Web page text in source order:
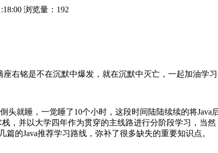
浏览量：192
右铭是不在沉默中爆发，就在沉默中灭亡，一起加油学习
头就睡，一觉睡了10个小时，这段时间陆陆续续的将
，并以大学四年作为贯穿的主线路进行分阶段学习，当
的Java推荐学习路线，弥补了很多缺失的重要知识点。